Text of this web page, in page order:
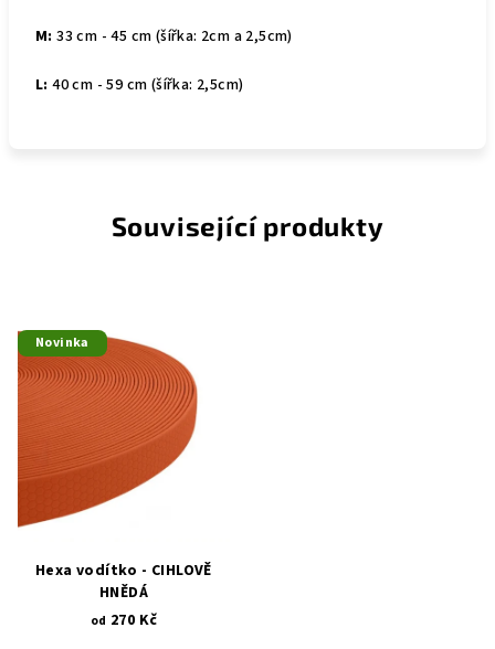
M: 33 cm - 45 cm (šířka: 2cm a 2,5cm)
L: 40 cm - 59 cm (šířka: 2,5cm)
Související produkty
Novinka
Hexa vodítko - CIHLOVĚ
HNĚDÁ
od 270 Kč